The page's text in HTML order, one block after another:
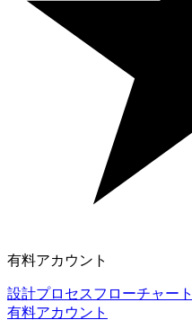
有料アカウント
設計プロセスフローチャー
有料アカウント